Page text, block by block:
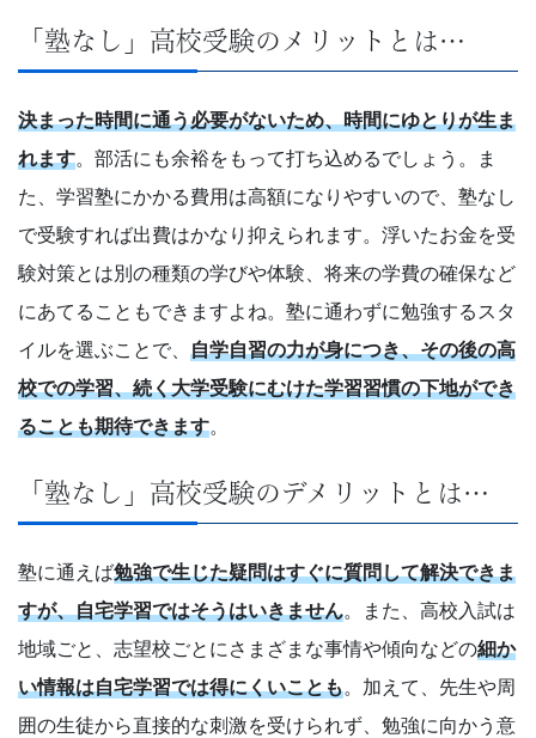
の
「受
験
学
習
ナ
ビ」。
受
験
生
の
不
安
「塾なし」高校受験のメリットとは…
決まった時間に通う必要がないため、時間にゆとりが生ま
れます。部活にも余裕をもって打ち込めるでしょう。ま
た、学習塾にかかる費用は高額になりやすいので、塾なし
で受験すれば出費はかなり抑えられます。浮いたお金を受
験対策とは別の種類の学びや体験、将来の学費の確保など
にあてることもできますよね。塾に通わずに勉強するスタ
イルを選ぶことで、 自学自習の力が身につき、その後の高
校での学習、続く大学受験にむけた学習習慣の下地ができ
ることも期待できます。
「塾なし」高校受験のデメリットとは…
塾に通えば勉強で生じた疑問はすぐに質問して解決できま
すが、自宅学習ではそうはいきません。また、高校入試は
地域ごと、志望校ごとにさまざまな事情や傾向などの細か
い情報は自宅学習では得にくいことも。加えて、先生や周
囲の生徒から直接的な刺激を受けられず、勉強に向かう意